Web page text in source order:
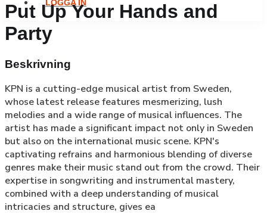
LOGGA IN
Put Up Your Hands and
Party
Beskrivning
KPN is a cutting-edge musical artist from Sweden,
whose latest release features mesmerizing, lush
melodies and a wide range of musical influences. The
artist has made a significant impact not only in Sweden
but also on the international music scene. KPN's
captivating refrains and harmonious blending of diverse
genres make their music stand out from the crowd. Their
expertise in songwriting and instrumental mastery,
combined with a deep understanding of musical
intricacies and structure, gives ea